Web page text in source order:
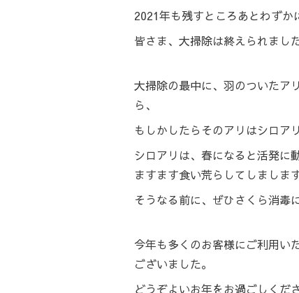
2021年も残すところあとわずか
皆さま、大掃除は終えられまし
大掃除の最中に、羽のついたア
ら、
もしかしたらそのアリはシロア
シロアリは、春になると活発に
ますます食い荒らしてしまします
そうなる前に、ぜひさくら消毒
今年も多くのお客様にご利用い
ございました。
どうぞよいお年をお過ごしくださ